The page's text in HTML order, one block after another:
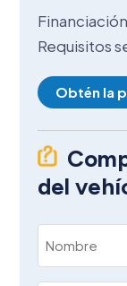
Requisitos
Obtén la
del